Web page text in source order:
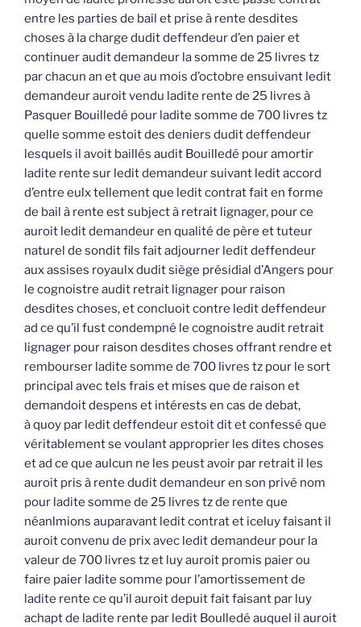
entre les parties de bail et prise à rente desdites
choses à la charge dudit deffendeur d’en paier et
continuer audit demandeur la somme de 25 livres tz
par chacun an et que au mois d’octobre ensuivant ledit
demandeur auroit vendu ladite rente de 25 livres à
Pasquer Bouilledé pour ladite somme de 700 livres tz
quelle somme estoit des deniers dudit deffendeur
lesquels il avoit baillés audit Bouilledé pour amortir
ladite rente sur ledit demandeur suivant ledit accord
d’entre eulx tellement que ledit contrat fait en forme
de bail à rente est subject à retrait lignager, pour ce
auroit ledit demandeur en qualité de père et tuteur
naturel de sondit fils fait adjourner ledit deffendeur
aux assises royaulx dudit siège présidial d’Angers pour
le cognoistre audit retrait lignager pour raison
desdites choses, et concluoit contre ledit deffendeur
ad ce qu’il fust condempné le cognoistre audit retrait
lignager pour raison desdites choses offrant rendre et
rembourser ladite somme de 700 livres tz pour le sort
principal avec tels frais et mises que de raison et
demandoit despens et intérests en cas de debat,
à quoy par ledit deffendeur estoit dit et confessé que
véritablement se voulant approprier les dites choses
et ad ce que aulcun ne les peust avoir par retrait il les
auroit pris à rente dudit demandeur en son privé nom
pour ladite somme de 25 livres tz de rente que
néanlmions auparavant ledit contrat et iceluy faisant il
auroit convenu de prix avec ledit demandeur pour la
valeur de 700 livres tz et luy auroit promis paier ou
faire paier ladite somme pour l’amortissement de
ladite rente ce qu’il auroit depuit fait faisant par luy
achapt de ladite rente par ledit Boulledé auquel il auroit